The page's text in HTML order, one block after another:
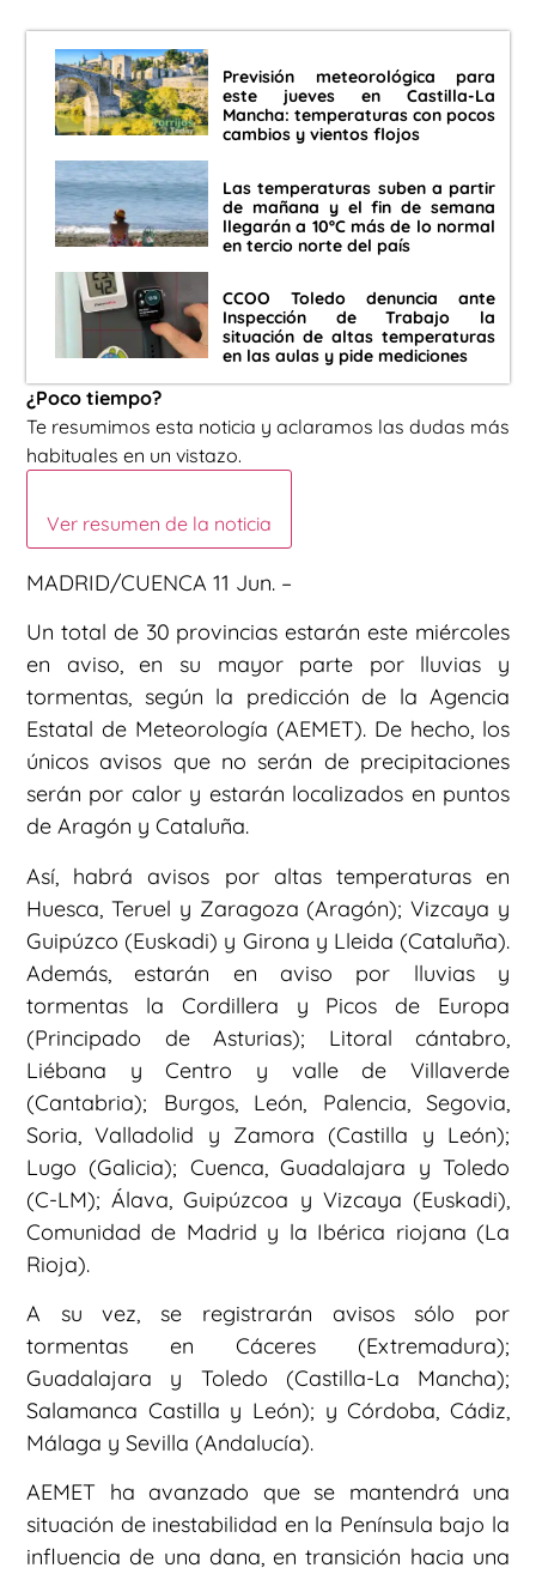
Previsión meteorológica para
este jueves en Castilla-La
Mancha: temperaturas con pocos
cambios y vientos flojos
Las temperaturas suben a partir
de mañana y el fin de semana
llegarán a 10ºC más de lo normal
en tercio norte del país
CCOO Toledo denuncia ante
Inspección de Trabajo la
situación de altas temperaturas
en las aulas y pide mediciones
¿Poco tiempo?
Te resumimos esta noticia y aclaramos las dudas más
habituales en un vistazo.
Ver resumen de la noticia
MADRID/CUENCA 11 Jun. –
Un total de 30 provincias estarán este miércoles
en aviso, en su mayor parte por lluvias y
tormentas, según la predicción de la Agencia
Estatal de Meteorología (AEMET). De hecho, los
únicos avisos que no serán de precipitaciones
serán por calor y estarán localizados en puntos
de Aragón y Cataluña.
Así, habrá avisos por altas temperaturas en
Huesca, Teruel y Zaragoza (Aragón); Vizcaya y
Guipúzco (Euskadi) y Girona y Lleida (Cataluña).
Además, estarán en aviso por lluvias y
tormentas la Cordillera y Picos de Europa
(Principado de Asturias); Litoral cántabro,
Liébana y Centro y valle de Villaverde
(Cantabria); Burgos, León, Palencia, Segovia,
Soria, Valladolid y Zamora (Castilla y León);
Lugo (Galicia); Cuenca, Guadalajara y Toledo
(C-LM); Álava, Guipúzcoa y Vizcaya (Euskadi),
Comunidad de Madrid y la Ibérica riojana (La
Rioja).
A su vez, se registrarán avisos sólo por
tormentas en Cáceres (Extremadura);
Guadalajara y Toledo (Castilla-La Mancha);
Salamanca Castilla y León); y Córdoba, Cádiz,
Málaga y Sevilla (Andalucía).
AEMET ha avanzado que se mantendrá una
situación de inestabilidad en la Península bajo la
influencia de una dana, en transición hacia una